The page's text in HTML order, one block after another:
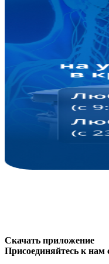
Скачать приложение
Присоединяйтесь к нам